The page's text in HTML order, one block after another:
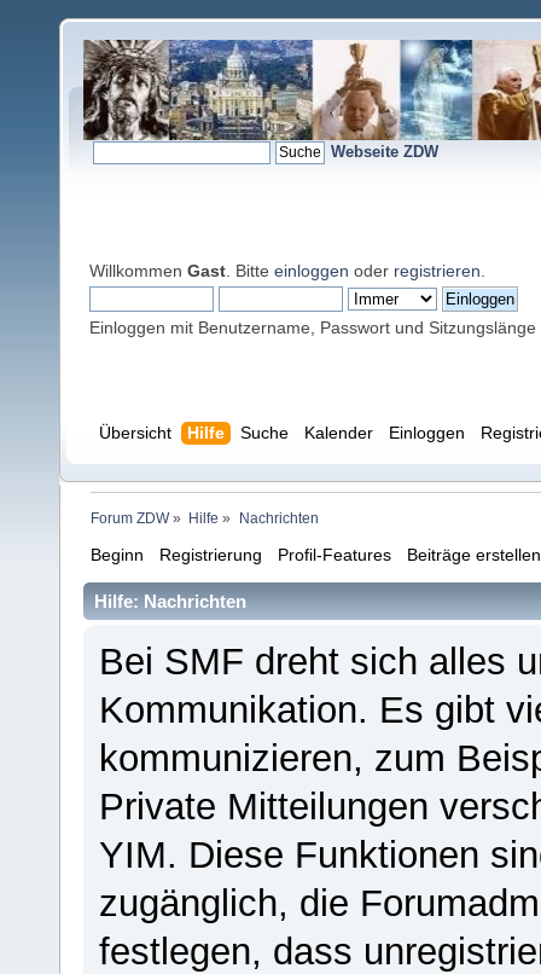
Webseite ZDW
Willkommen Gast . Bitte einloggen oder registrieren
Einloggen mit Benutzername, Passwort und Sitzungslänge
Übersicht Hilfe Suche Kalender Einloggen
Forum ZDW» Hilfe » Nachrichten
Beginn Registrierung Profil-Features Beiträge
Hilfe: Nachrichten
Bei SMF dreht sich alles
Kommunikation. Es gibt
kommunizieren, zum
Private Mitteilungen
YIM. Diese Funktionen
zugänglich, die
festlegen, dass